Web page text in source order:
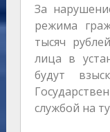
За
режима
тысяч
лица в
будут
службой на